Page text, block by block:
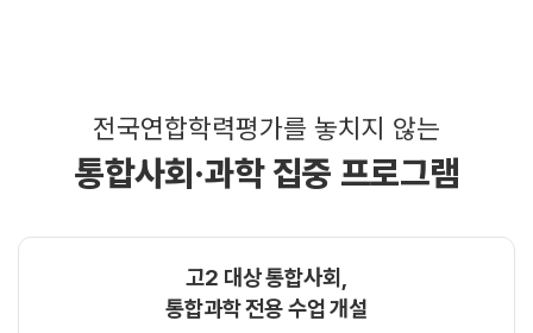
전국연합학력평가를 놓치지 않는
통합사회·과학 집중 프로그램
고2 대상 통합사회,
통합과학 전용 수업 개설